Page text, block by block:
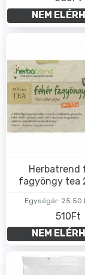
NEM
Egységár: 25.50
Herbatrend
fagyöngy tea
510Ft
NEM